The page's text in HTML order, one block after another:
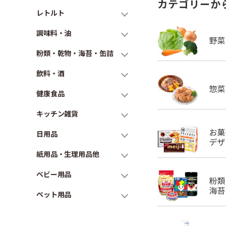
レトルト
調味料・油
粉類・乾物・海苔・缶詰
飲料・酒
健康食品
キッチン雑貨
日用品
紙用品・生理用品他
ベビー用品
ペット用品
カテゴリーか